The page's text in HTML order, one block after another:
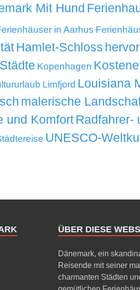
Mit Hund
in Aarhus
Hamlet-Schloss
Kopenhagen
Limfjord Louisiana
malerische
und Komfort Radfahrer-
UNESCO-
ÜBER DIESE
Dänemark, ein
Reisende mit seiner
charmanten Städten